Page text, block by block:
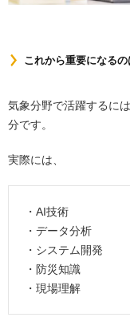
これから重要になるの
気象分野で活躍するに
分です。
実際には、
・AI技術
・データ分析
・システム開発
・防災知識
・現場理解